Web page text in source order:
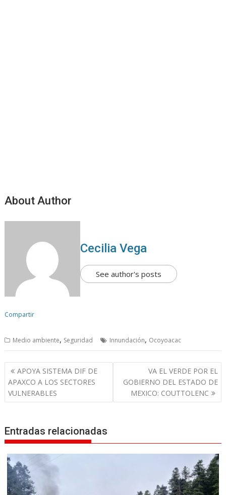
About Author
Cecilia Vega
See author's posts
Compartir
Medio ambiente, Seguridad Innundación, Ocoyoacac
N
a
v
a
c
i
ó
n
APOYA SISTEMA DIF DE
APAXCO A LOS SECTORES
VULNERABLES
VA EL VERDE POR EL
GOBIERNO DEL ESTADO DE
MEXICO: COUTTOLENC
Entradas relacionadas